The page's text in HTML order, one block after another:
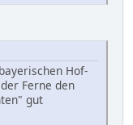
Hof-
Ferne den
gut